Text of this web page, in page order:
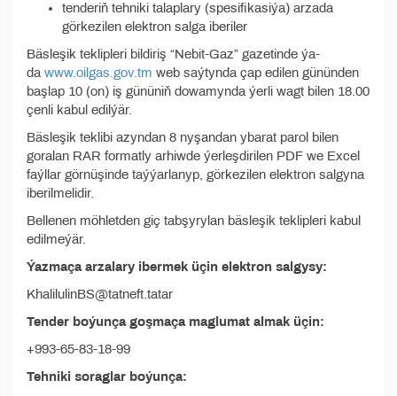
tenderiň tehniki talaplary (spesifikasiýa) arzada
görkezilen elektron salga iberiler
Bäsleşik teklipleri bildiriş “Nebit-Gaz” gazetinde ýa-
da www.oilgas.gov.tm web saýtynda çap edilen gününden
başlap 10 (on) iş gününiň dowamynda ýerli wagt bilen 18.00
çenli kabul edilýär.
Bäsleşik teklibi azyndan 8 nyşandan ybarat parol bilen
goralan RAR formatly arhiwde ýerleşdirilen PDF we Excel
faýllar görnüşinde taýýarlanyp, görkezilen elektron salgyna
iberilmelidir.
Bellenen möhletden giç tabşyrylan bäsleşik teklipleri kabul
edilmeýär.
Ýazmaça arzalary ibermek üçin elektron salgysy:
KhalilulinBS@tatneft.tatar
Tender boýunça goşmaça maglumat almak üçin:
+993-65-83-18-99
Tehniki soraglar boýunça: